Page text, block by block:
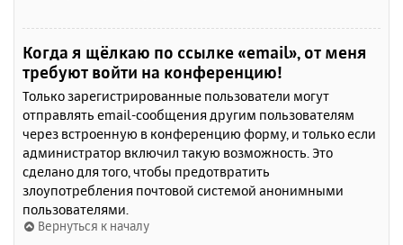
Когда я щёлкаю по ссылке «email», от меня
требуют войти на конференцию!
Только зарегистрированные пользователи могут
отправлять email-сообщения другим пользователям
через встроенную в конференцию форму, и только если
администратор включил такую возможность. Это
сделано для того, чтобы предотвратить
злоупотребления почтовой системой анонимными
пользователями.
Вернуться к началу